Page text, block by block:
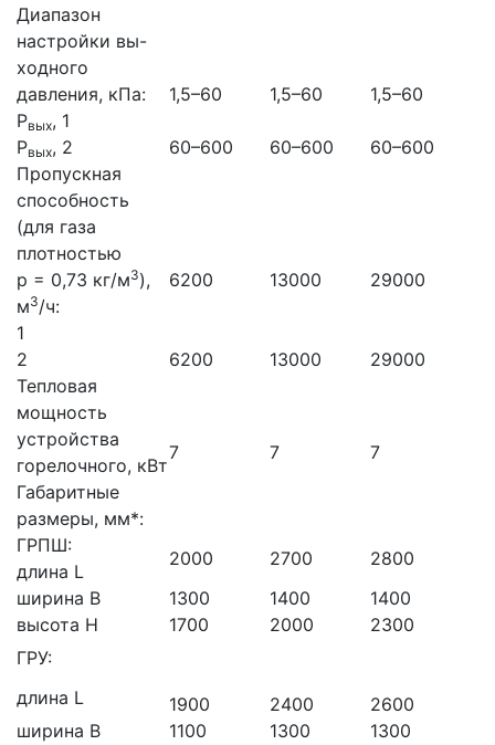
Диапазон
настройки вы-
1,5–60 1,5–60 1,5–60
ходного
давления, кПа:
Рвых, 1
Рвых, 2 60–600 60–600
60–600
Пропускная
способность
6200 13000 29000
(для газа
плотностью
р = 0,73 кг/м3),
м3/ч:
1
2
6200 13000
29000
Тепловая
мощность
7
7 7
устройства
горелочного, кВт
Габаритные
размеры, мм*:
2000
2700 2800
ГРПШ:
длина L
ширина B
1300 1400
1400
высота H
1700 2000
2300
ГРУ:
1900 2400 2600
длина L
ширина B
1100 1300
1300